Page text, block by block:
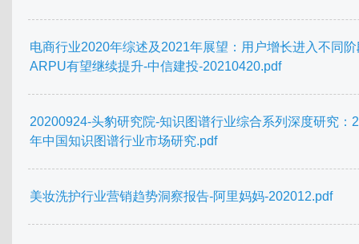
电商行业2020年综述及2021年展望：用户增长进入不同
ARPU有望继续提升-中信建投-20210420.pdf
20200924-头豹研究院-知识图谱行业综合系列深度研究：
年中国知识图谱行业市场研究.pdf
美妆洗护行业营销趋势洞察报告-阿里妈妈-202012.pdf